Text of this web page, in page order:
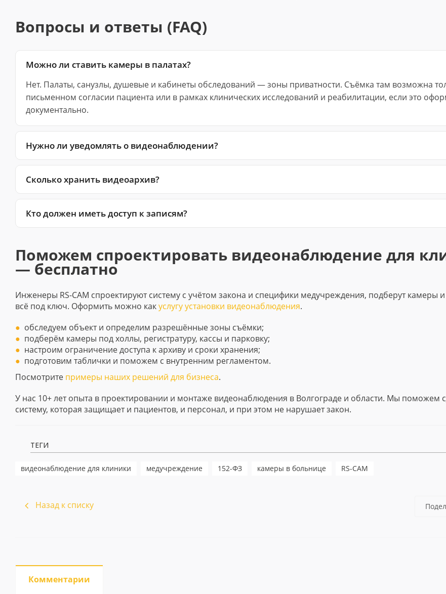
Вопросы и ответы (FAQ)
Можно ли ставить камеры в палатах?
Нет. Палаты, санузлы, душевые и кабинеты обследований — зоны приватности. Съёмка там возможна
письменном согласии пациента или в рамках клинических исследований и реабилитации, если это
документально.
Нужно ли уведомлять о видеонаблюдении?
Сколько хранить видеоархив?
Кто должен иметь доступ к записям?
Поможем спроектировать видеонаблюдение для
— бесплатно
Инженеры RS-CAM спроектируют систему с учётом закона и специфики медучреждения, подберут камеры
всё под ключ. Оформить можно какуслугу установки видеонаблюдения.
обследуем объект и определим разрешённые зоны съёмки;
подберём камеры под холлы, регистратуру, кассы и парковку;
настроим ограничение доступа к архиву и сроки хранения;
подготовим таблички и поможем с внутренним регламентом.
Посмотрите примеры наших решений для бизнеса.
У нас 10+ лет опыта в проектировании и монтаже видеонаблюдения в Волгограде и области. Мы поможем
систему, которая защищает и пациентов, и персонал, и при этом не нарушает закон.
ТЕГИ
видеонаблюдение для клиники медучреждение 152-ФЗ камеры в больнице RS-CAM
Назад к списку
Комментарии